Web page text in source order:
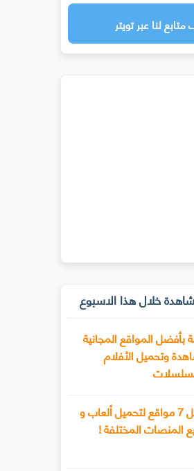
خلال هذا الاسبوع
بأفضل المواقع المجانية
وتحميل الأفلام
أفضل 7 مواقع لتحميل ألعاب و
المنصات المختلفة !